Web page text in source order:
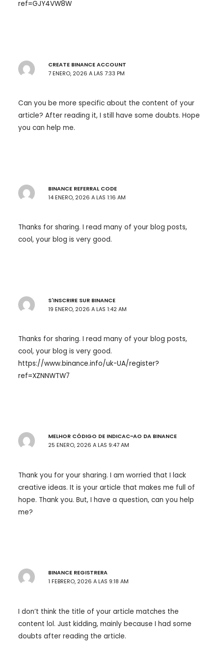
ref=GJY4VW8W
CREATE BINANCE ACCOUNT
7 ENERO, 2026 A LAS 7:33 PM
Can you be more specific about the content of your
article? After reading it, I still have some doubts. Hope
you can help me.
BINANCE REFERRAL CODE
14 ENERO, 2026 A LAS 1:16 AM
Thanks for sharing. I read many of your blog posts,
cool, your blog is very good.
S'INSCRIRE SUR BINANCE
19 ENERO, 2026 A LAS 1:42 AM
Thanks for sharing. I read many of your blog posts,
cool, your blog is very good.
https://www.binance.info/uk-UA/register?
ref=XZNNWTW7
MELHOR CÓDIGO DE INDICAC~AO DA BINANCE
25 ENERO, 2026 A LAS 9:47 AM
Thank you for your sharing. I am worried that I lack
creative ideas. It is your article that makes me full of
hope. Thank you. But, I have a question, can you help
me?
BINANCE REGISTRERA
1 FEBRERO, 2026 A LAS 9:18 AM
I don’t think the title of your article matches the
content lol. Just kidding, mainly because I had some
doubts after reading the article.